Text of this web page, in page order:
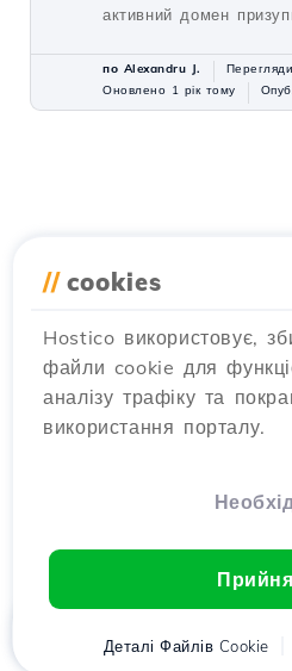
активний домен
по Alexandru J.
Оновлено 1 рік тому
// cookies
Hostico використовує,
файли cookie для
аналізу трафіку та
використання порталу.
Деталі Файлів Cookie
Клієнт Кошик